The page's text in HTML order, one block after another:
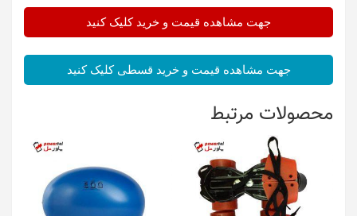
جهت مشاهده قیمت و خرید کلیک کنید
جهت مشاهده قیمت و خرید قسطی کلیک کنید
محصولات مرتبط